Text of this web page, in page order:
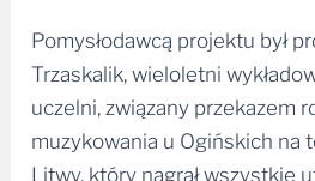
Pomysłodawcą projektu był
Trzaskalik, wieloletni
uczelni, związany przekazem
muzykowania u Ogińskich na
Litwy, który nagrał wszystkie